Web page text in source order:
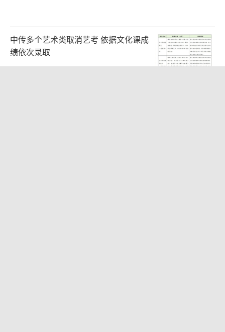
的民族文化把它们带给大家。”蓝盈莹表示，
后续也会将畲族文化拍摄成为节目，通过节目
+演出的形式，文艺、文旅、文娱、文创等维
中传多个艺术类取消艺考 依据文化课成
绩依次录取
2026-08-06 10:42:35